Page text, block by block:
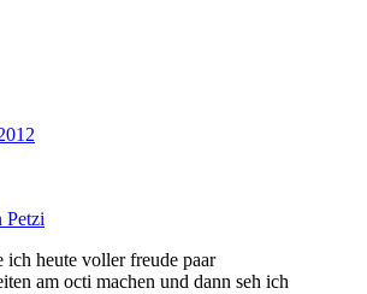
Petzi
ich heute voller freude paar
am octi machen und dann seh ich